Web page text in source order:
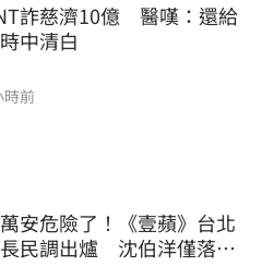
詐慈濟10億　醫嘆：還給
中清白
前
安危險了！《壹蘋》台北
民調出爐 沈伯洋僅落後